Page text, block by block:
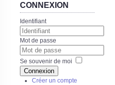
CONNEXION
Identifiant
Mot de passe
Se souvenir de moi
Connexion
Créer un compte